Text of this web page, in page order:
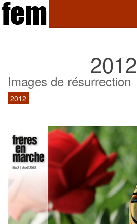
2012
Images de résurrection
2012